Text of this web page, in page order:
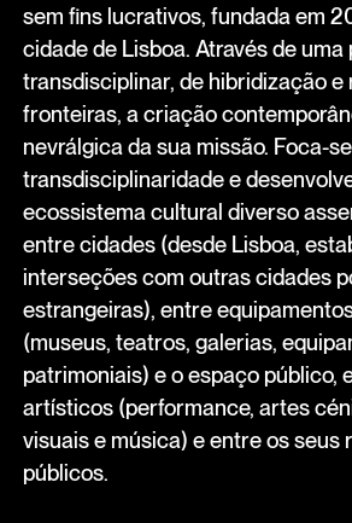
sem fins lucrativos, fundada em
cidade de Lisboa. Através de uma
transdisciplinar, de hibridização e
fronteiras, a criação
nevrálgica da sua missão. Foca-
transdisciplinaridade e
ecossistema cultural diverso
entre cidades (desde Lisboa,
interseções com outras cidades
estrangeiras), entre
(museus, teatros, galerias,
patrimoniais) e o espaço público,
artísticos (performance, artes
visuais e música) e entre os seus
públicos.